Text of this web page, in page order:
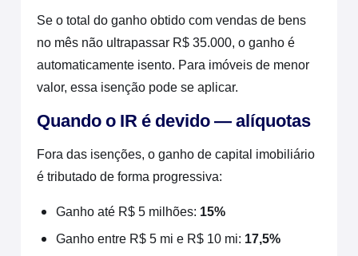
Se o total do ganho obtido com vendas de bens
no mês não ultrapassar R$ 35.000, o ganho é
automaticamente isento. Para imóveis de menor
valor, essa isenção pode se aplicar.
Quando o IR é devido — alíquotas
Fora das isenções, o ganho de capital imobiliário
é tributado de forma progressiva:
Ganho até R$ 5 milhões: 15%
Ganho entre R$ 5 mi e R$ 10 mi: 17,5%